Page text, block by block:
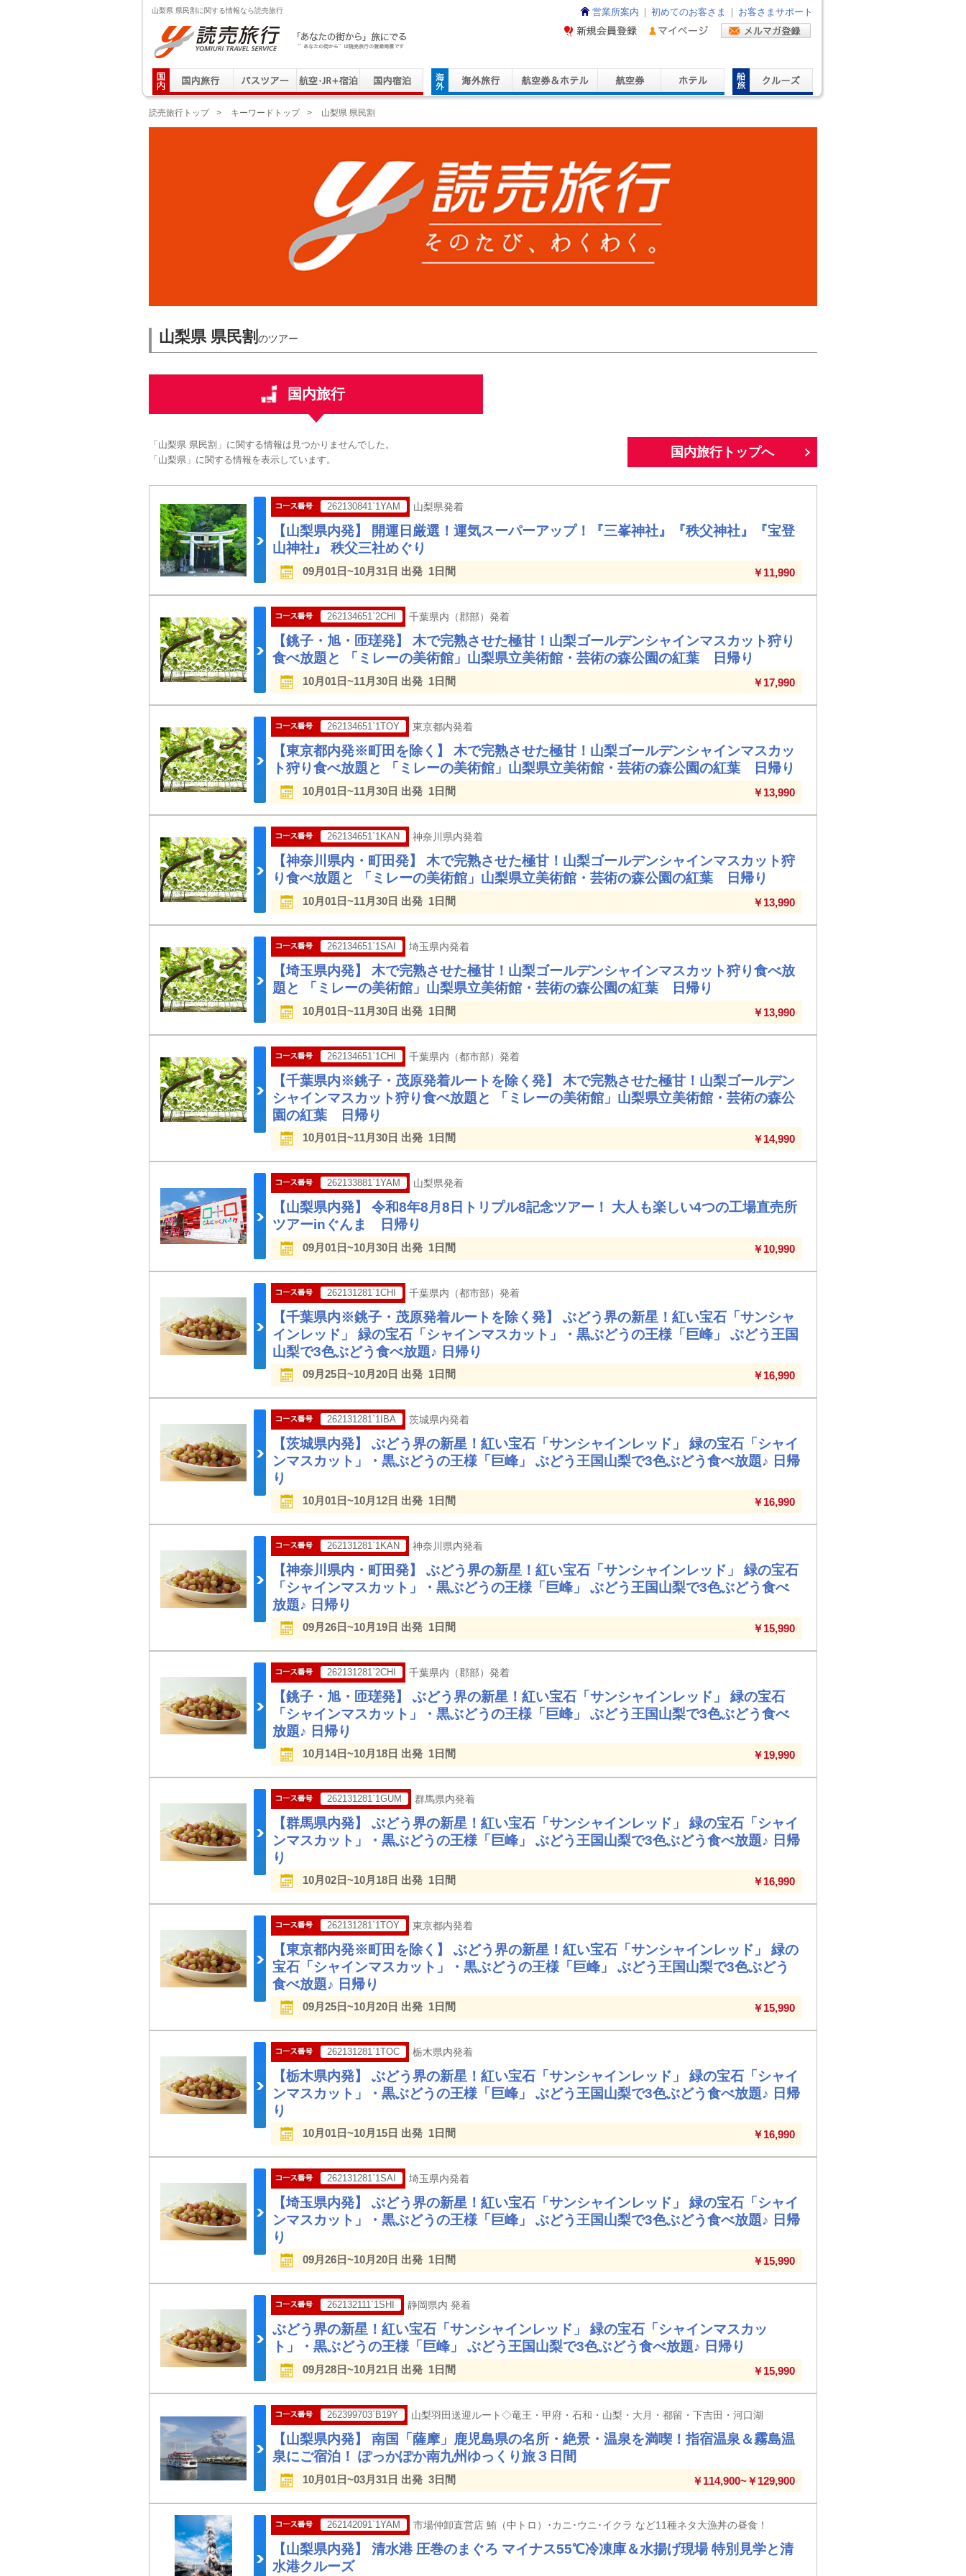
山梨県 県民割に関する情報なら読売旅行
読売旅行 「あなたの街から」旅にでる｜Yomiuri Travel Service
営業所案内 初めてのお客さま お客さまサポート
読売旅行トップ > キーワードトップ > 山梨県 県民割
山梨県 県民割のツアー
国内旅行
「山梨県 県民割」に関する情報は見つかりませんでした。
「山梨県」に関する情報を表示しています。
国内旅行トップへ
262130841`1YAM 山梨県発着
【山梨県内発】 開運日厳選！運気スーパーアップ！『三峯神社』『秩父神社』『宝登
山神社』 秩父三社めぐり
09月01日~10月31日 出発 1日間 ￥11,990
262134651`2CHI 千葉県内（郡部）発着
【銚子・旭・匝瑳発】 木で完熟させた極甘！山梨ゴールデンシャインマスカット狩り
食べ放題と 「ミレーの美術館」山梨県立美術館・芸術の森公園の紅葉 日帰り
10月01日~11月30日 出発 1日間 ￥17,990
262134651`1TOY 東京都内発着
【東京都内発※町田を除く】 木で完熟させた極甘！山梨ゴールデンシャインマスカッ
ト狩り食べ放題と 「ミレーの美術館」山梨県立美術館・芸術の森公園の紅葉 日帰り
10月01日~11月30日 出発 1日間 ￥13,990
262134651`1KAN 神奈川県内発着
【神奈川県内・町田発】 木で完熟させた極甘！山梨ゴールデンシャインマスカット狩
り食べ放題と 「ミレーの美術館」山梨県立美術館・芸術の森公園の紅葉 日帰り
10月01日~11月30日 出発 1日間 ￥13,990
262134651`1SAI 埼玉県内発着
【埼玉県内発】 木で完熟させた極甘！山梨ゴールデンシャインマスカット狩り食べ放
題と 「ミレーの美術館」山梨県立美術館・芸術の森公園の紅葉 日帰り
10月01日~11月30日 出発 1日間 ￥13,990
262134651`1CHI 千葉県内（都市部）発着
【千葉県内※銚子・茂原発着ルートを除く発】 木で完熟させた極甘！山梨ゴールデン
シャインマスカット狩り食べ放題と 「ミレーの美術館」山梨県立美術館・芸術の森公
園の紅葉 日帰り
10月01日~11月30日 出発 1日間 ￥14,990
262133881`1YAM 山梨県発着
【山梨県内発】 令和8年8月8日トリプル8記念ツアー！ 大人も楽しい4つの工場直売所
ツアーinぐんま 日帰り
09月01日~10月30日 出発 1日間 ￥10,990
262131281`1CHI 千葉県内（都市部）発着
【千葉県内※銚子・茂原発着ルートを除く発】 ぶどう界の新星！紅い宝石「サンシャ
インレッド」 緑の宝石「シャインマスカット」・黒ぶどうの王様「巨峰」 ぶどう王国
山梨で3色ぶどう食べ放題♪ 日帰り
09月25日~10月20日 出発 1日間 ￥16,990
262131281`1IBA 茨城県内発着
【茨城県内発】 ぶどう界の新星！紅い宝石「サンシャインレッド」 緑の宝石「シャイ
ンマスカット」・黒ぶどうの王様「巨峰」 ぶどう王国山梨で3色ぶどう食べ放題♪ 日帰
り
10月01日~10月12日 出発 1日間 ￥16,990
262131281`1KAN 神奈川県内発着
【神奈川県内・町田発】 ぶどう界の新星！紅い宝石「サンシャインレッド」 緑の宝石
「シャインマスカット」・黒ぶどうの王様「巨峰」 ぶどう王国山梨で3色ぶどう食べ
放題♪ 日帰り
09月26日~10月19日 出発 1日間 ￥15,990
262131281`2CHI 千葉県内（郡部）発着
【銚子・旭・匝瑳発】 ぶどう界の新星！紅い宝石「サンシャインレッド」 緑の宝石
「シャインマスカット」・黒ぶどうの王様「巨峰」 ぶどう王国山梨で3色ぶどう食べ
放題♪ 日帰り
10月14日~10月18日 出発 1日間 ￥19,990
262131281`1GUM 群馬県内発着
【群馬県内発】 ぶどう界の新星！紅い宝石「サンシャインレッド」 緑の宝石「シャイ
ンマスカット」・黒ぶどうの王様「巨峰」 ぶどう王国山梨で3色ぶどう食べ放題♪ 日帰
り
10月02日~10月18日 出発 1日間 ￥16,990
262131281`1TOY 東京都内発着
【東京都内発※町田を除く】 ぶどう界の新星！紅い宝石「サンシャインレッド」 緑の
宝石「シャインマスカット」・黒ぶどうの王様「巨峰」 ぶどう王国山梨で3色ぶどう
食べ放題♪ 日帰り
09月25日~10月20日 出発 1日間 ￥15,990
262131281`1TOC 栃木県内発着
【栃木県内発】 ぶどう界の新星！紅い宝石「サンシャインレッド」 緑の宝石「シャイ
ンマスカット」・黒ぶどうの王様「巨峰」 ぶどう王国山梨で3色ぶどう食べ放題♪ 日帰
り
10月01日~10月15日 出発 1日間 ￥16,990
262131281`1SAI 埼玉県内発着
【埼玉県内発】 ぶどう界の新星！紅い宝石「サンシャインレッド」 緑の宝石「シャイ
ンマスカット」・黒ぶどうの王様「巨峰」 ぶどう王国山梨で3色ぶどう食べ放題♪ 日帰
り
09月26日~10月20日 出発 1日間 ￥15,990
262132111`1SHI 静岡県内 発着
ぶどう界の新星！紅い宝石「サンシャインレッド」 緑の宝石「シャインマスカッ
ト」・黒ぶどうの王様「巨峰」 ぶどう王国山梨で3色ぶどう食べ放題♪ 日帰り
09月28日~10月21日 出発 1日間 ￥15,990
262399703`B19Y 山梨羽田送迎ルート◇竜王・甲府・石和・山梨・大月・都留・下吉田・河口湖
【山梨県内発】 南国「薩摩」鹿児島県の名所・絶景・温泉を満喫！指宿温泉＆霧島温
泉にご宿泊！ ぽっかぽか南九州ゆっくり旅３日間
10月01日~03月31日 出発 3日間 ￥114,900~￥129,900
262142091`1YAM 市場仲卸直営店 鮪（中トロ）･カニ･ウニ･イクラ など11種ネタ大漁丼の昼食！
【山梨県内発】 清水港 圧巻のまぐろ マイナス55℃冷凍庫＆水揚げ現場 特別見学と清
水港クルーズ